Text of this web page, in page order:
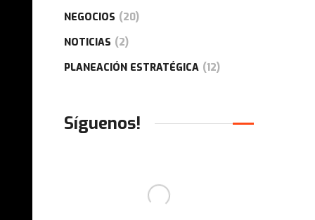
NEGOCIOS (20)
NOTICIAS (2)
PLANEACIÓN ESTRATÉGICA (12)
Síguenos!